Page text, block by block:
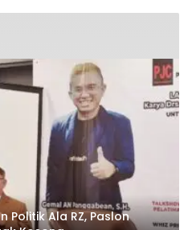
Politik Ala RZ, Paslon